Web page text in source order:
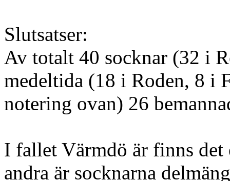
Slutsatser:
Av totalt 40 socknar (32 i
medeltida (18 i Roden, 8 i
notering ovan) 26
I fallet Värmdö är finns det
andra är socknarna